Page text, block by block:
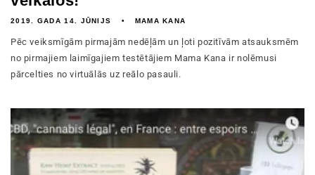
2019. GADA 14. JŪNIJS MAMA KANA
Pēc veiksmīgām pirmajām nedēļām un ļoti pozitīvām atsauksmēm
no pirmajiem laimīgajiem testētājiem Mama Kana ir nolēmusi
pārcelties no virtuālās uz reālo pasauli.